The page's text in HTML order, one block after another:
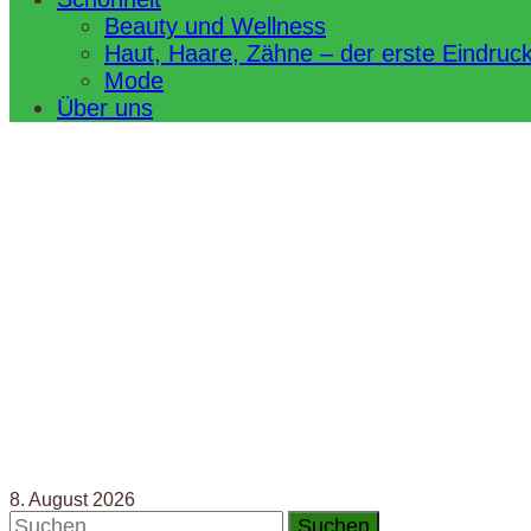
Beauty und Wellness
Haut, Haare, Zähne – der erste
Mode
Über uns
8. August 2026
Suchen